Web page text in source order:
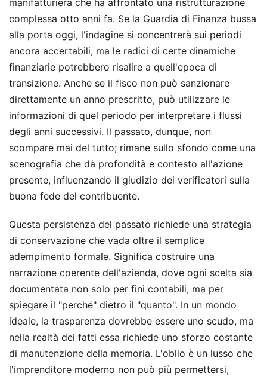
complessa otto anni fa. Se la Guardia di Finanza bussa
alla porta oggi, l'indagine si concentrerà sui periodi
ancora accertabili, ma le radici di certe dinamiche
finanziarie potrebbero risalire a quell'epoca di
transizione. Anche se il fisco non può sanzionare
direttamente un anno prescritto, può utilizzare le
informazioni di quel periodo per interpretare i flussi
degli anni successivi. Il passato, dunque, non
scompare mai del tutto; rimane sullo sfondo come una
scenografia che dà profondità e contesto all'azione
presente, influenzando il giudizio dei verificatori sulla
buona fede del contribuente.
Questa persistenza del passato richiede una strategia
di conservazione che vada oltre il semplice
adempimento formale. Significa costruire una
narrazione coerente dell'azienda, dove ogni scelta sia
documentata non solo per fini contabili, ma per
spiegare il "perché" dietro il "quanto". In un mondo
ideale, la trasparenza dovrebbe essere uno scudo, ma
nella realtà dei fatti essa richiede uno sforzo costante
di manutenzione della memoria. L'oblio è un lusso che
l'imprenditore moderno non può più permettersi,